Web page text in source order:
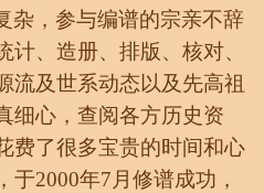
杂，参与编谱的宗亲不辞
、造册、排版、核对、
流及世系动态以及先高祖
细心，查阅各方历史资
费了很多宝贵的时间和心
于2000年7月修谱成功，